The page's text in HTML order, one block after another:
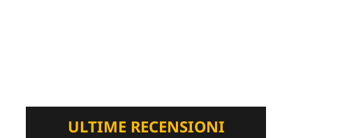
ULTIME RECENSIONI